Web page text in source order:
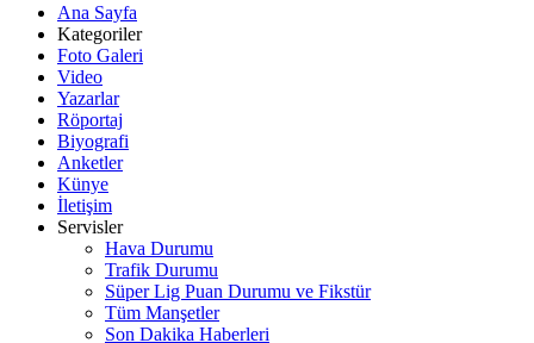
Ana Sayfa
Kategoriler
Foto Galeri
Video
Yazarlar
Röportaj
Biyografi
Anketler
Künye
İletişim
Servisler
Hava Durumu
Trafik Durumu
Süper Lig Puan Durumu ve Fikstür
Tüm Manşetler
Son Dakika Haberleri